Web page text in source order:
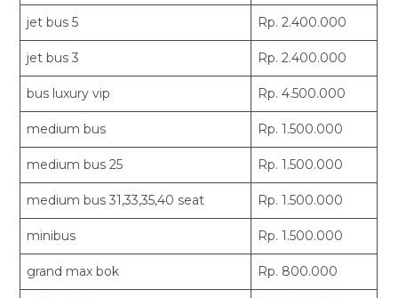
jet bus 5 Rp. 2.400.000
jet bus 3 Rp. 2.400.000
bus luxury vip Rp. 4.500.000
medium bus Rp. 1.500.000
medium bus 25 Rp. 1.500.000
medium bus 31,33,35,40 seat Rp. 1.500.000
minibus Rp. 1.500.000
grand max bok Rp. 800.000